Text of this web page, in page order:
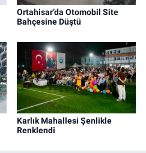
Ortahisar’da Otomobil Site
Bahçesine Düştü
Karlık Mahallesi Şenlikle
Renklendi